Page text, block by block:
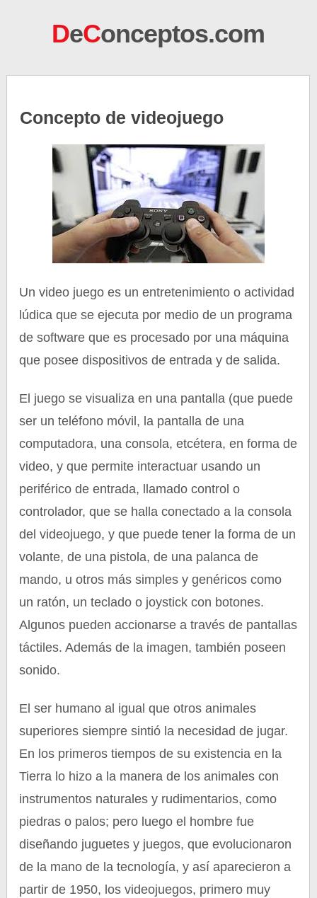
DeConceptos.com
Concepto de videojuego
Un video juego es un entretenimiento o actividad
lúdica que se ejecuta por medio de un programa
de software que es procesado por una máquina
que posee dispositivos de entrada y de salida.
El juego se visualiza en una pantalla (que puede
ser un teléfono móvil, la pantalla de una
computadora, una consola, etcétera, en forma de
video, y que permite interactuar usando un
periférico de entrada, llamado control o
controlador, que se halla conectado a la consola
del videojuego, y que puede tener la forma de un
volante, de una pistola, de una palanca de
mando, u otros más simples y genéricos como
un ratón, un teclado o joystick con botones.
Algunos pueden accionarse a través de pantallas
táctiles. Además de la imagen, también poseen
sonido.
El ser humano al igual que otros animales
superiores siempre sintió la necesidad de jugar.
En los primeros tiempos de su existencia en la
Tierra lo hizo a la manera de los animales con
instrumentos naturales y rudimentarios, como
piedras o palos; pero luego el hombre fue
diseñando juguetes y juegos, que evolucionaron
de la mano de la tecnología, y así aparecieron a
partir de 1950, los videojuegos, primero muy